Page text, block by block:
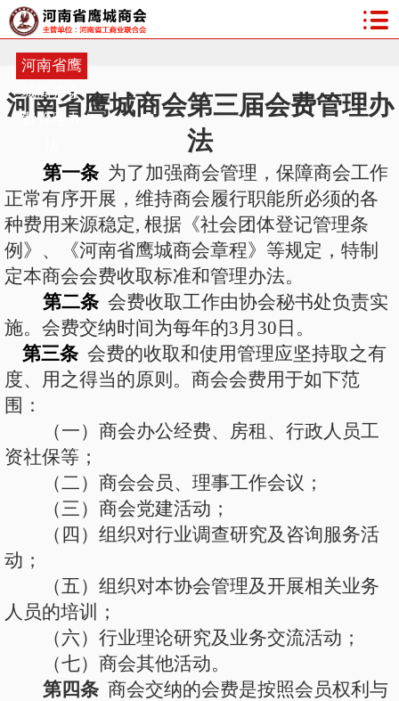
河南省鹰
城商户会
费管理办
河南省鹰城商会第三届会费管理办
法
第一条 为了加强商会管理，保障商会工作
正常有序开展，维持商会履行职能所必须的各
种费用来源稳定, 根据《社会团体登记管理条
例》、《河南省鹰城商会章程》等规定，特制
定本商会会费收取标准和管理办法。
第二条 会费收取工作由协会秘书处负责实
施。会费交纳时间为每年的3月30 日。
第三条 会费的收取和使用管理应坚持取之有
度、用之得当的原则。商会会费用于如下范
围：
（一）商会办公经费、房租 、行政人员工
资社保等 ；
（二）商会会员、理事工作会议；
（三） 商会党建活动；
（ 四 ）组织对行业调查研究及咨询服务活
动；
（五）组织对本协会管理及开展相关业务
人员的培训；
（六）行业理论研究及业务交流活动；
（七）商会其他活动。
第四条 商会交纳的会费是按照会员权利与